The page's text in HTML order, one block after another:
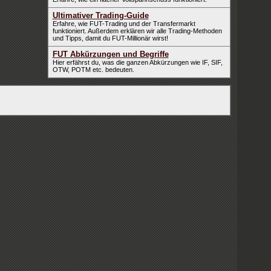
Ultimativer Trading-Guide
Erfahre, wie FUT-Trading und der Transfermarkt
funktioniert. Außerdem erklären wir alle Trading-Methoden
und Tipps, damit du FUT-Millionär wirst!
FUT Abkürzungen und Begriffe
Hier erfährst du, was die ganzen Abkürzungen wie IF, SIF,
OTW, POTM etc. bedeuten.